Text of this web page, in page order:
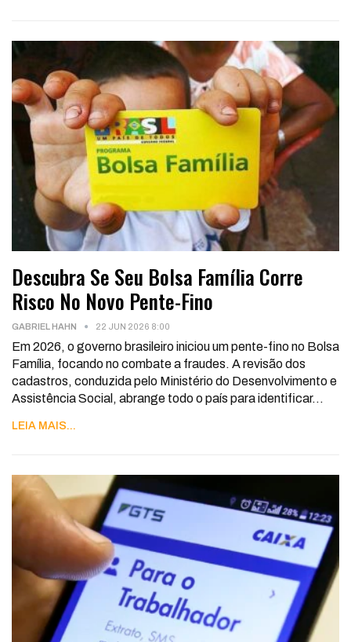
Descubra Se Seu Bolsa Família Corre
Risco No Novo Pente-Fino
GABRIEL HAHN 22 JUN 2026 8:00
Em 2026, o governo brasileiro iniciou um pente-fino no Bolsa
Família, focando no combate a fraudes. A revisão dos
cadastros, conduzida pelo Ministério do Desenvolvimento e
Assistência Social, abrange todo o país para identificar…
LEIA MAIS...